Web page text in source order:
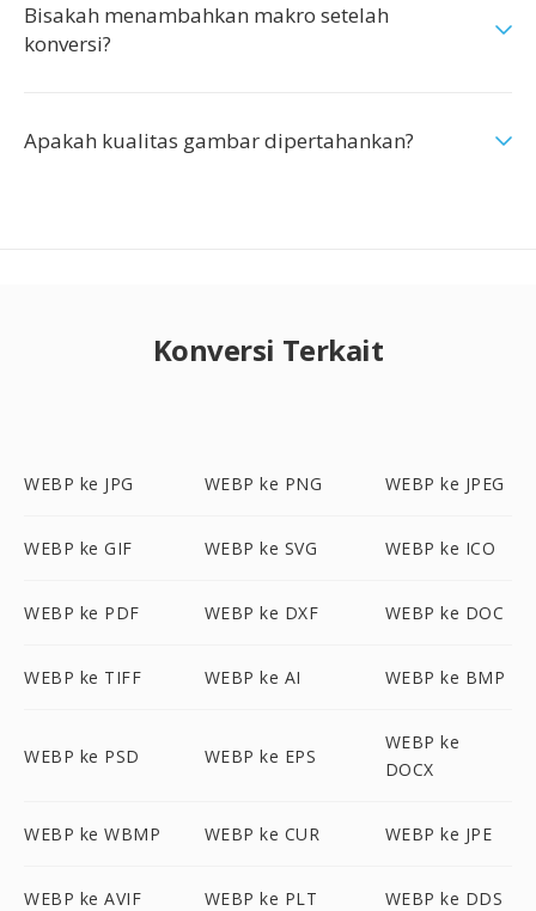
Bisakah menambahkan makro setelah
konversi?
Apakah kualitas gambar dipertahankan?
Konversi Terkait
WEBP ke JPG WEBP ke PNG WEBP ke JPEG
WEBP ke GIF WEBP ke SVG WEBP ke ICO
WEBP ke PDF WEBP ke DXF WEBP ke DOC
WEBP ke TIFF WEBP ke AI WEBP ke BMP
WEBP ke PSD WEBP ke EPS
WEBP ke
DOCX
WEBP ke WBMP WEBP ke CUR WEBP ke JPE
WEBP ke AVIF WEBP ke PLT WEBP ke DDS